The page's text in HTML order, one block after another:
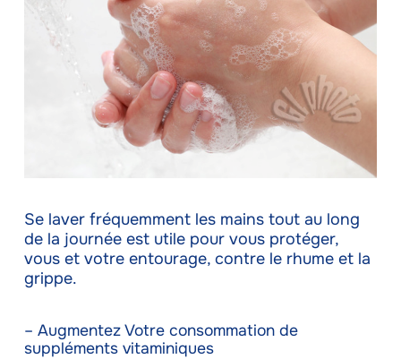
Se laver fréquemment les mains tout au long
de la journée est utile pour vous protéger,
vous et votre entourage, contre le rhume et la
grippe.
– Augmentez Votre consommation de
suppléments vitaminiques